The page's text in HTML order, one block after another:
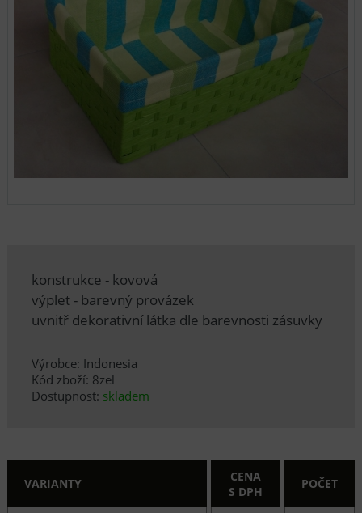
konstrukce - kovová
výplet - barevný provázek
uvnitř dekorativní látka dle barevnosti zásuvky
Výrobce: Indonesia
Kód zboží: 8zel
Dostupnost: skladem
VARIANTY
CENA
S DPH
POČET